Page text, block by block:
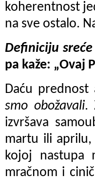
koherentnost
na sve ostalo.
Definiciju sreće
pa kaže: „Ovaj
Daću
smo obožavali.
izvršava
martu ili aprilu,
kojoj nastupa
mračnom i